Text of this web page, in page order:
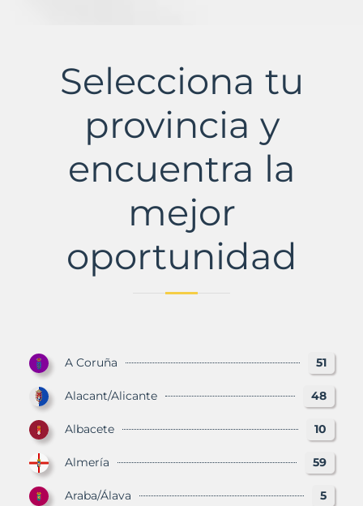
MunicipioSelecciona tu
provincia y
encuentra la
mejor
oportunidad
A Coruña 51
Alacant/Alicante 48
Albacete 10
Almería 59
Araba/Álava 5